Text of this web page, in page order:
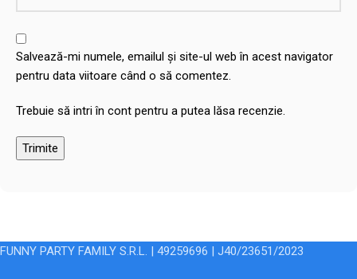
Salvează-mi numele, emailul și site-ul web în acest navigator
pentru data viitoare când o să comentez.
Trebuie să intri în cont pentru a putea lăsa recenzie.
FUNNY PARTY FAMILY S.R.L. | 49259696 | J40/23651/2023